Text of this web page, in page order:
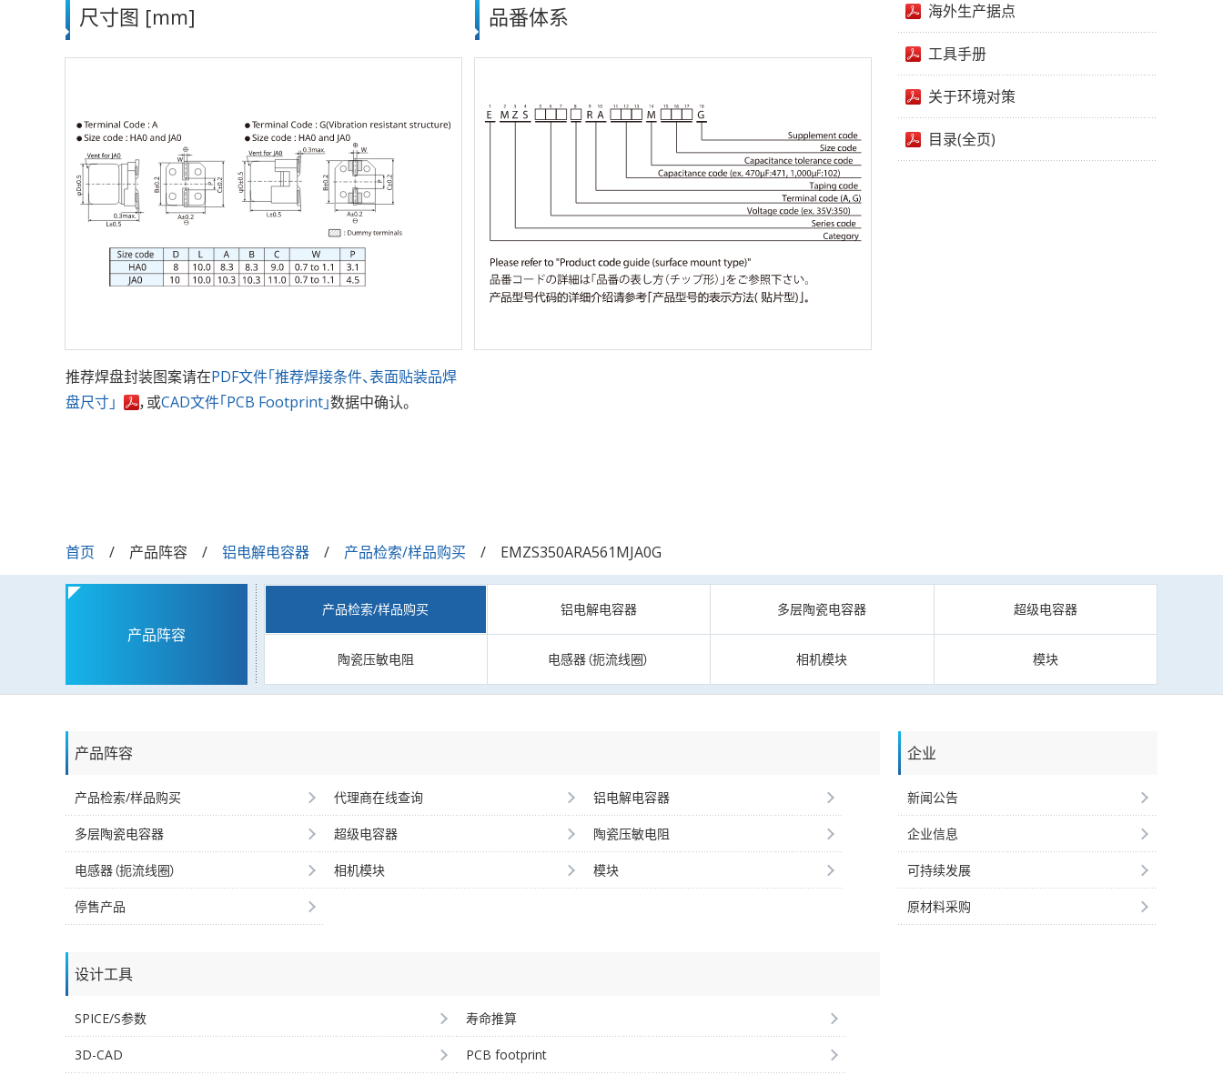
尺寸图 [mm]
推荐焊盘封装图案请在PDF文件「推荐焊接条件、表面贴装品焊
盘尺寸」
，或CAD文件「PCB Footprint」数据中确认。
品番体系 海外生产据点
工具手册
关于环境对策
目录(全页)
首页 产品阵容 铝电解电容器 产品检索/样品购买 EMZS350ARA561MJA0G
产品阵容
产品检索/样品购买 铝电解电容器 多层陶瓷电容器 超级电容器
陶瓷压敏电阻 电感器（扼流线圈） 相机模块 模块
产品阵容
产品检索/样品购买 代理商在线查询 铝电解电容器
多层陶瓷电容器 超级电容器 陶瓷压敏电阻
电感器（扼流线圈） 相机模块 模块
停售产品
设计工具
SPICE/S参数 寿命推算
3D-CAD PCB footprint
企业
新闻公告
企业信息
可持续发展
原材料采购